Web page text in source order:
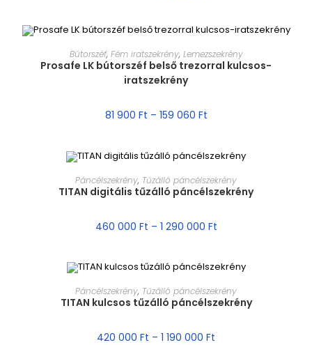
MÉRET VÁLASZTÁSA
Bútorszéf, Fém iratszekrény, Lemezszekrény
Prosafe LK bútorszéf belső trezorral kulcsos-
iratszekrény
81 900 Ft – 159 060 Ft
MÉRET VÁLASZTÁSA
Páncélszekrény, Tűzálló páncélszekrény
TITAN digitális tűzálló páncélszekrény
460 000 Ft – 1 290 000 Ft
MÉRET VÁLASZTÁSA
Páncélszekrény, Tűzálló páncélszekrény
TITAN kulcsos tűzálló páncélszekrény
420 000 Ft – 1 190 000 Ft